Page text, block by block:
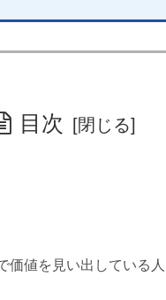
目次
価値を見い出している人